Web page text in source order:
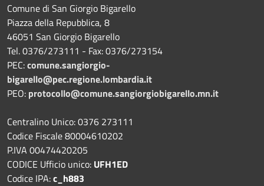
Comune di San Giorgio Bigarello
Piazza della Repubblica, 8
46051 San Giorgio Bigarello
Tel. 0376/273111 - Fax: 0376/273154
PEC:comune.sangiorgio-
bigarello@pec.regione.lombardia.it
PEO: protocollo@comune.sangiorgiobigarello.mn.it
Centralino Unico: 0376 273111
Codice Fiscale 80004610202
P.IVA 00474420205
CODICE Ufficio unico: UFH1ED
Codice IPA:c_h883